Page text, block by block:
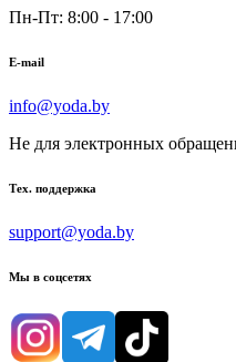
Пн-Пт: 8:00 - 17:00
E-mail
info@yoda.by
Не для электронных
Тех. поддержка
support@yoda.by
Мы в соцсетях